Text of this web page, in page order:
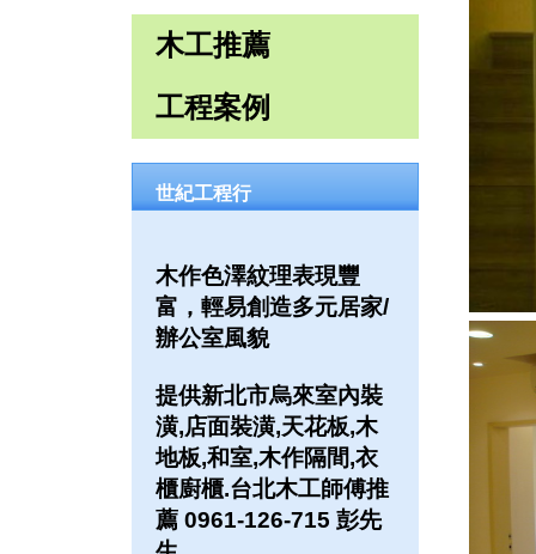
木工推薦
工程案例
世紀工程行
木作色澤紋理表現豐
富，輕易創造多元居家/
辦公室風貌
提供新北市烏來室內裝
潢,店面裝潢,天花板,木
地板,和室,木作隔間,衣
櫃廚櫃.台北木工師傅推
薦 0961-126-715 彭先